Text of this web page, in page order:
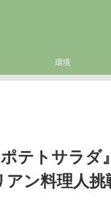
環境
ポテトサラダ
ン料理人挑